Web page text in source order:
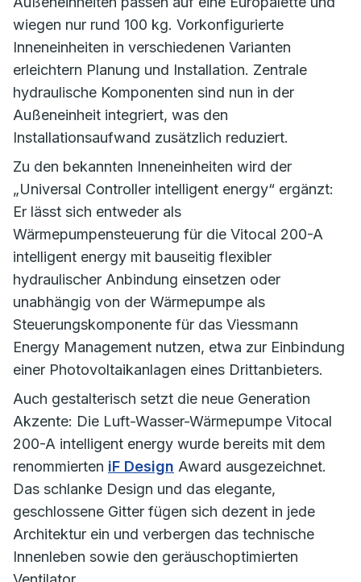
wiegen nur rund 100 kg. Vorkonfigurierte
Inneneinheiten in verschiedenen Varianten
erleichtern Planung und Installation. Zentrale
hydraulische Komponenten sind nun in der
Außeneinheit integriert, was den
Installationsaufwand zusätzlich reduziert.
Zu den bekannten Inneneinheiten wird der
„Universal Controller intelligent energy“ ergänzt:
Er lässt sich entweder als
Wärmepumpensteuerung für die Vitocal 200-A
intelligent energy mit bauseitig flexibler
hydraulischer Anbindung einsetzen oder
unabhängig von der Wärmepumpe als
Steuerungskomponente für das Viessmann
Energy Management nutzen, etwa zur Einbindung
einer Photovoltaikanlagen eines Drittanbieters.
Auch gestalterisch setzt die neue Generation
Akzente: Die Luft-Wasser-Wärmepumpe Vitocal
200-A intelligent energy wurde bereits mit dem
renommierten iF Design Award ausgezeichnet.
Das schlanke Design und das elegante,
geschlossene Gitter fügen sich dezent in jede
Architektur ein und verbergen das technische
Innenleben sowie den geräuschoptimierten